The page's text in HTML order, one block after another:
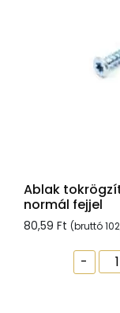
Ablak
normál fejjel
80,59 Ft (bruttó
-